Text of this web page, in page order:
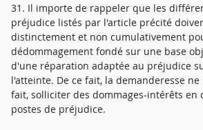
31. Il importe de rappeler que les
préjudice listés par l'article précité
distinctement et non cumulativement
dédommagement fondé sur une base
d'une réparation adaptée au préjudice
l'atteinte. De ce fait, la demanderesse
fait, solliciter des dommages-intérêts en
postes de préjudice.